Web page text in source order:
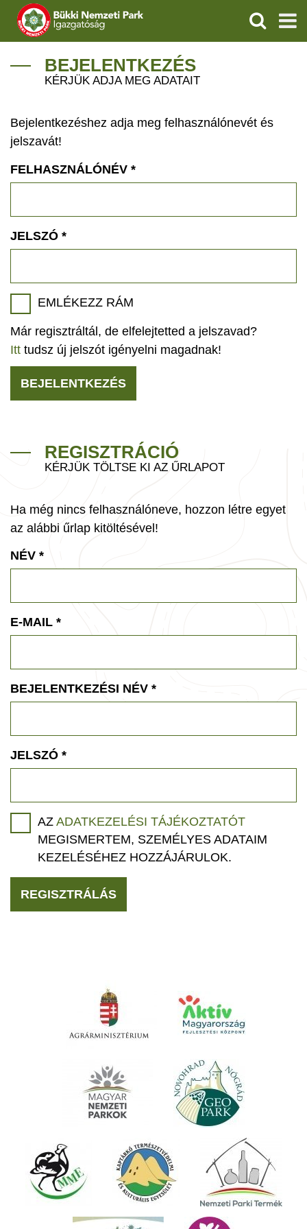
IGAZGATÓSÁG
VÍZVÉDELEM
ÖKOTURIZMUS
GEOPARKOK
KERESÉS
BEJELENTKEZÉS
KÉRJÜK ADJA MEG ADATAIT
Bejelentkezéshez adja meg felhasználónevét és
jelszavát!
FELHASZNÁLÓNÉV *
JELSZÓ *
EMLÉKEZZ RÁM
Már regisztráltál, de elfelejtetted a jelszavad?
Itt tudsz új jelszót igényelni magadnak!
BEJELENTKEZÉS
REGISZTRÁCIÓ
KÉRJÜK TÖLTSE KI AZ ŰRLAPOT
Ha még nincs felhasználóneve, hozzon létre egyet
az alábbi űrlap kitöltésével!
NÉV *
E-MAIL *
BEJELENTKEZÉSI NÉV *
JELSZÓ *
AZ ADATKEZELÉSI TÁJÉKOZTATÓT
MEGISMERTEM, SZEMÉLYES ADATAIM
KEZELÉSÉHEZ HOZZÁJÁRULOK.
REGISZTRÁLÁS